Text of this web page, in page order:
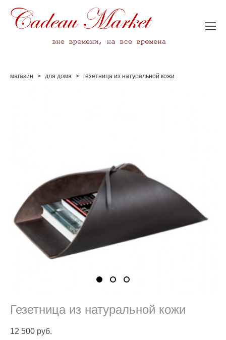
магазин > для дома > гезетница из натуральной кожи
Гезетница из натуральной кожи
12 500 pуб.